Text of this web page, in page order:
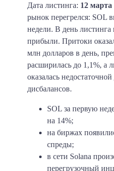
Дата листинга: 12
рынок перегрелся: SOL
недели. В день листинга
прибыли. Притоки
млн долларов в день,
расширилась до 1,1%, а
оказалась
дисбалансов.
SOL за первую
на 14%;
на биржах
спреды;
в сети Solana
перегрузочный